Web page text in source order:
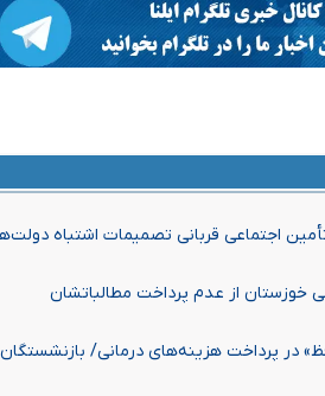
اجتماعی قربانی تصمیمات اشتباه
خوزستان از عدم پرداخت مطالباتشان
در پرداخت هزینه‌های درمانی/